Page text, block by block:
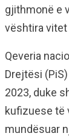
gjithmonë e
vështira
Qeveria
Drejtësi
2023, duke
kufizuese të
mundësuar